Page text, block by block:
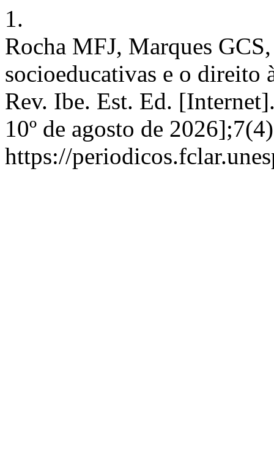
1.
Rocha MFJ, Marques
socioeducativas e o direito
Rev. Ibe. Est. Ed.
10º de agosto de
https://